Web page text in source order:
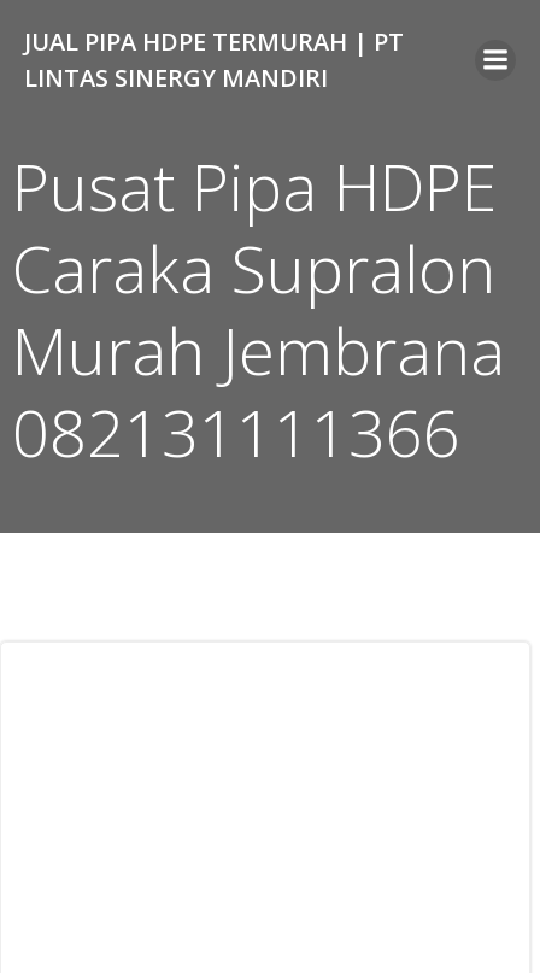
to
content
JUAL PIPA HDPE TERMURAH | PT
LINTAS SINERGY MANDIRI
Pusat Pipa HDPE
Caraka Supralon
Murah Jembrana
082131111366